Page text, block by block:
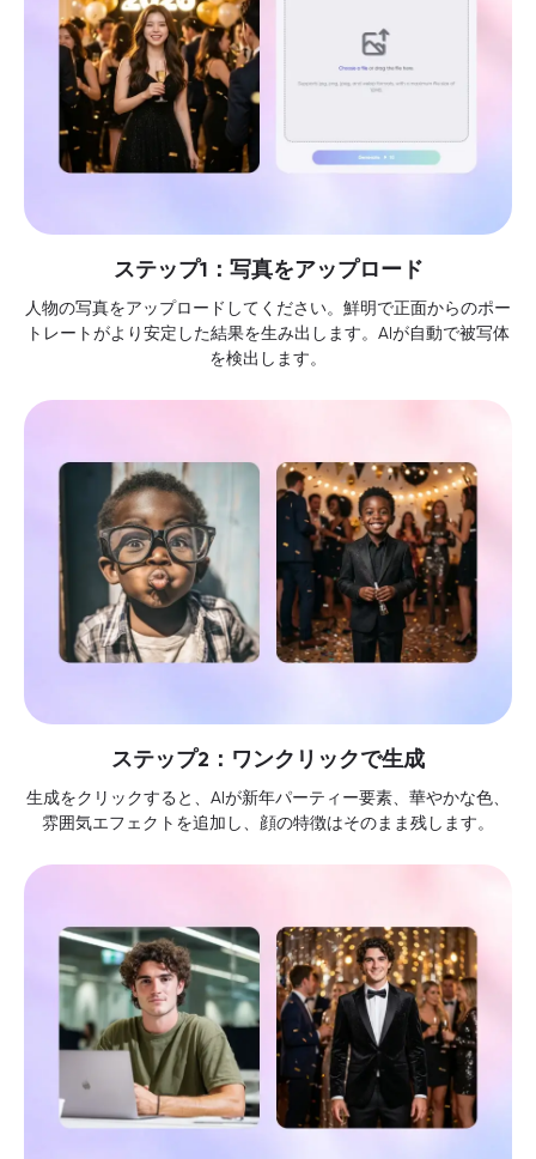
ステップ1：写真をアップロード
人物の写真をアップロードしてください。鮮明で正面からのポー
トレートがより安定した結果を生み出します。AIが自動で被写体
を検出します。
ステップ2：ワンクリックで生成
生成をクリックすると、AIが新年パーティー要素、華やかな色、
雰囲気エフェクトを追加し、顔の特徴はそのまま残します。